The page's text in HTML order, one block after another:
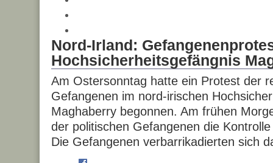
Nord-Irland:
Hochsicherheitsgefängnis
Am Ostersonntag hatte ein Protest der
Gefangenen im nord-irischen
Maghaberry begonnen. Am frühen
der politischen Gefangenen die
Die Gefangenen verbarrikadierten sich